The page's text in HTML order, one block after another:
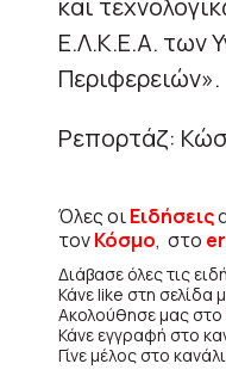
Ε.Λ.Κ.Ε.Α. των
Περιφερειών».
Ρεπορτάζ:
Όλες οιΕιδήσεις
τονΚόσμο, στο
Διάβασε όλες τις
Κάνε like στη σελίδα
Ακολούθησε μας στο
Κάνε εγγραφή στο
Γίνε μέλος στο